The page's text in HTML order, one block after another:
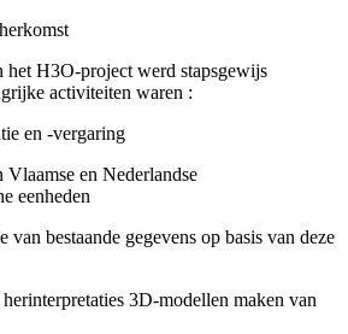
het H3O-project werd stapsgewijs
activiteiten waren :
en -vergaring
Vlaamse en Nederlandse
eenheden
van bestaande gegevens op basis van deze
3D-modellen maken van